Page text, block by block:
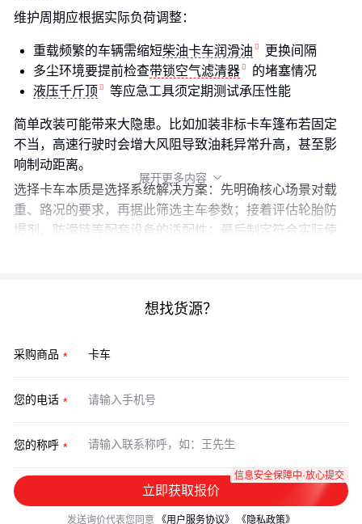
维护周期应根据实际负荷调整：
重载频繁的车辆需缩短柴油卡车润滑油
更换间隔
多尘环境要提前检查带锁空气滤清器
的堵塞情况
液压千斤顶
等应急工具须定期测试承压性能
简单改装可能带来大隐患。比如加装非标卡车篷布若固定
不当，高速行驶时会增大风阻导致油耗异常升高，甚至影
响制动距离。
选择卡车本质是选择系统解决方案：先明确核心场景对载
重、路况的要求，再据此筛选主车参数；接着评估轮胎防
爆剂、防滑链等配套设备的适配性；最后制定符合实际使
展开更多内容 
想找货源？
采购商品
您的电话
您的称呼
立即获取报价
信息安全保障中·放心提交
发送询价代表您同意 《用户服务协议》 《隐私政策》